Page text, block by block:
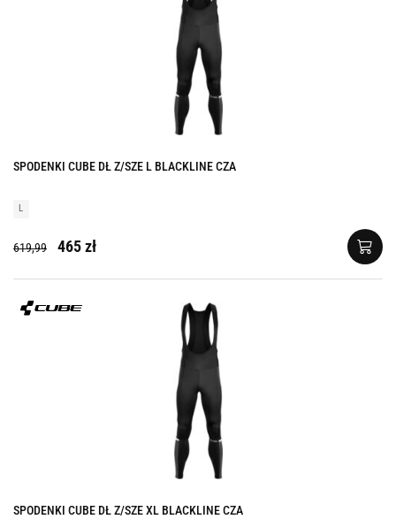
SPODENKI CUBE DŁ Z/SZE L BLACKLINE CZA
L
619,99 465 zł
SPODENKI CUBE DŁ Z/SZE XL BLACKLINE CZA